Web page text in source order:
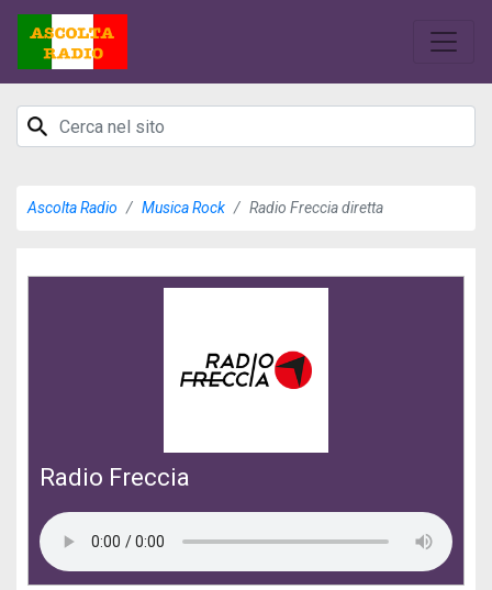
Ascolta Radio Musica Rock Radio Freccia diretta
Radio Freccia